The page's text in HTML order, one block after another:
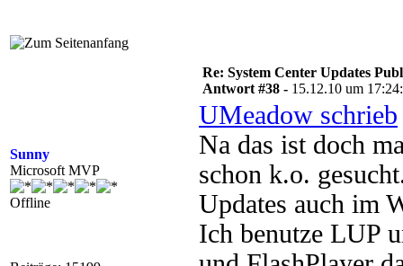
Sunny
Microsoft MVP
Offline
Re: System Center Updates
Antwort #38 - 15.12.10 um
UMeadow schrieb
Na das ist doch
schon k.o.
Updates auch im
Ich benutze LUP